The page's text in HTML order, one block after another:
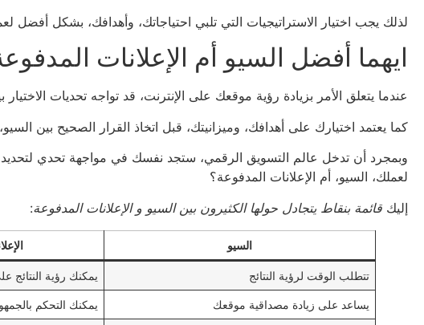
لذلك يجب اختيار الاستراتيجيات التي تلبي احتياجاتك، وأهدافك، بشكل أفضل
ايهما أفضل السيو أم الإعلانات
عندما يتعلق الأمر بزيادة رؤية موقعك على الإنترنت، قد تواجه تحديات الاختيار
كما يعتمد اختيارك على أهدافك، وميزانيتك، قبل اتخاذ القرار الصحيح بين
وبمجرد أن تدخل عالم التسويق الرقمي، ستجد نفسك في مواجهة تحدي
لعملك، السيو، أم الإعلانات المدفوعة؟
إليك قائمة بنقاط يتجادل حولها الكثيرون بين السيو و الإعلانات المدفوعة:
السيو
تتطلب الوقت لرؤية النتائج يمكنك رؤية النتائج
يساعد على زيادة مصداقية موقعك يمكنك التحكم